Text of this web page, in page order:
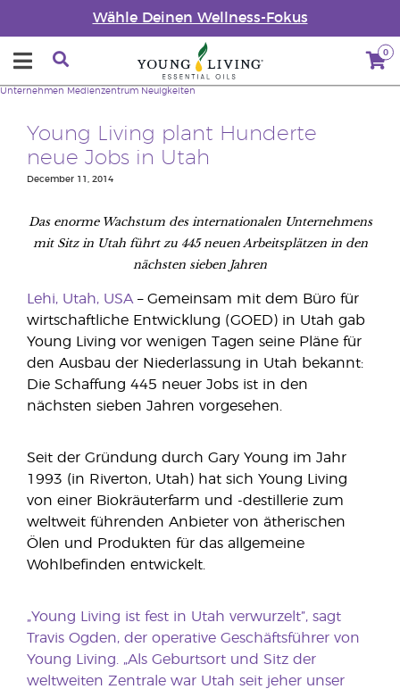
Wähle Deinen Wellness-Fokus
0
Unternehmen Medienzentrum Neuigkeiten
Young Living plant Hunderte
neue Jobs in Utah
December 11, 2014
Das enorme Wachstum des internationalen Unternehmens
mit Sitz in Utah führt zu 445 neuen Arbeitsplätzen in den
nächsten sieben Jahren
Lehi, Utah, USA – Gemeinsam mit dem Büro für
wirtschaftliche Entwicklung (GOED) in Utah gab
Young Living vor wenigen Tagen seine Pläne für
den Ausbau der Niederlassung in Utah bekannt:
Die Schaffung 445 neuer Jobs ist in den
nächsten sieben Jahren vorgesehen.
Seit der Gründung durch Gary Young im Jahr
1993 (in Riverton, Utah) hat sich Young Living
von einer Biokräuterfarm und -destillerie zum
weltweit führenden Anbieter von ätherischen
Ölen und Produkten für das allgemeine
Wohlbefinden entwickelt.
„Young Living ist fest in Utah verwurzelt”, sagt
Travis Ogden, der operative Geschäftsführer von
Young Living. „Als Geburtsort und Sitz der
weltweiten Zentrale war Utah seit jeher unser